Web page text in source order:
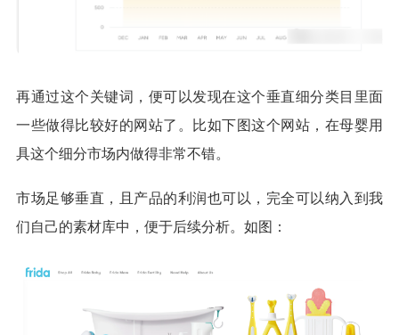
再通过这个关键词，便可以发现在这个垂直细分类目里面
一些做得比较好的网站了。比如下图这个网站，在母婴用
具这个细分市场内做得非常不错。
市场足够垂直，且产品的利润也可以，完全可以纳入到我
们自己的素材库中，便于后续分析。如图：